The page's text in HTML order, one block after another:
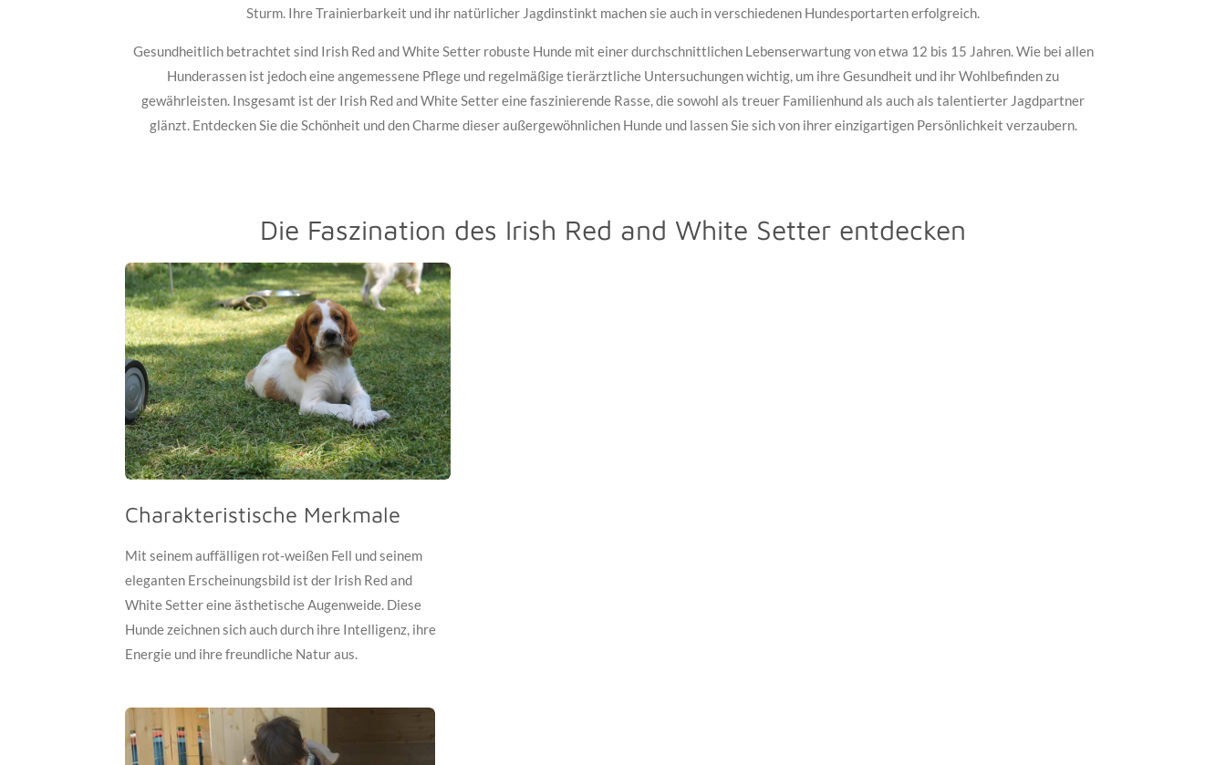
Sturm. Ihre Trainierbarkeit und ihr natürlicher Jagdinstinkt machen sie auch in verschiedenen Hundesportarten erfolgreich.
Gesundheitlich betrachtet sind Irish Red and White Setter robuste Hunde mit einer durchschnittlichen Lebenserwartung von etwa 12 bis 15 Jahren. Wie bei allen
Hunderassen ist jedoch eine angemessene Pflege und regelmäßige tierärztliche Untersuchungen wichtig, um ihre Gesundheit und ihr Wohlbefinden zu
gewährleisten. Insgesamt ist der Irish Red and White Setter eine faszinierende Rasse, die sowohl als treuer Familienhund als auch als talentierter Jagdpartner
glänzt. Entdecken Sie die Schönheit und den Charme dieser außergewöhnlichen Hunde und lassen Sie sich von ihrer einzigartigen Persönlichkeit verzaubern.
Die Faszination des Irish Red and White Setter entdecken
Charakteristische Merkmale
Mit seinem auffälligen rot-weißen Fell und seinem
eleganten Erscheinungsbild ist der Irish Red and
White Setter eine ästhetische Augenweide. Diese
Hunde zeichnen sich auch durch ihre Intelligenz, ihre
Energie und ihre freundliche Natur aus.